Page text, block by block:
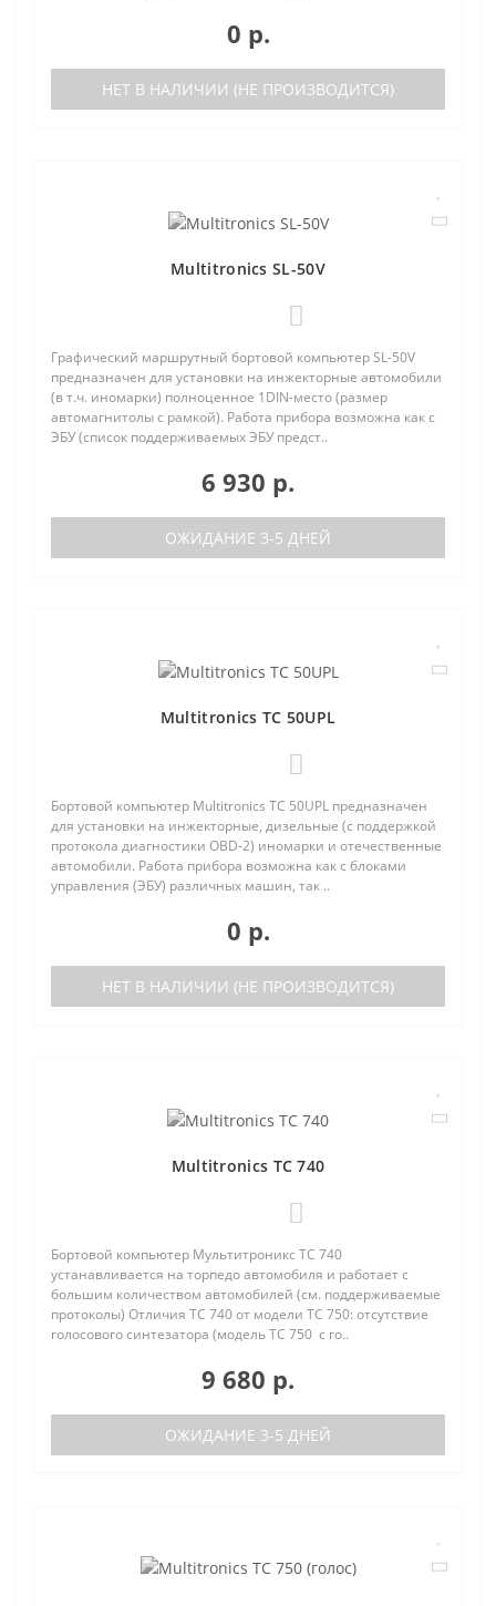
0 р.
НЕТ В НАЛИЧИИ (НЕ ПРОИЗВОДИТСЯ)
Multitronics SL-50V
Графический маршрутный бортовой компьютер SL-50V
предназначен для установки на инжекторные автомобили
(в т.ч. иномарки) полноценное 1DIN-место (размер
автомагнитолы с рамкой). Работа прибора возможна как с
ЭБУ (список поддерживаемых ЭБУ предст..
6 930 р.
ОЖИДАНИЕ 3-5 ДНЕЙ
Multitronics TC 50UPL
Бортовой компьютер Multitronics TC 50UPL предназначен
для установки на инжекторные, дизельные (с поддержкой
протокола диагностики OBD-2) иномарки и отечественные
автомобили. Работа прибора возможна как с блоками
управления (ЭБУ) различных машин, так ..
0 р.
НЕТ В НАЛИЧИИ (НЕ ПРОИЗВОДИТСЯ)
Multitronics TC 740
Бортовой компьютер Мультитроникс TC 740
устанавливается на торпедо автомобиля и работает с
большим количеством автомобилей (см. поддерживаемые
протоколы) Отличия TC 740 от модели TC 750: отсутствие
голосового синтезатора (модель TC 750 с го..
9 680 р.
ОЖИДАНИЕ 3-5 ДНЕЙ